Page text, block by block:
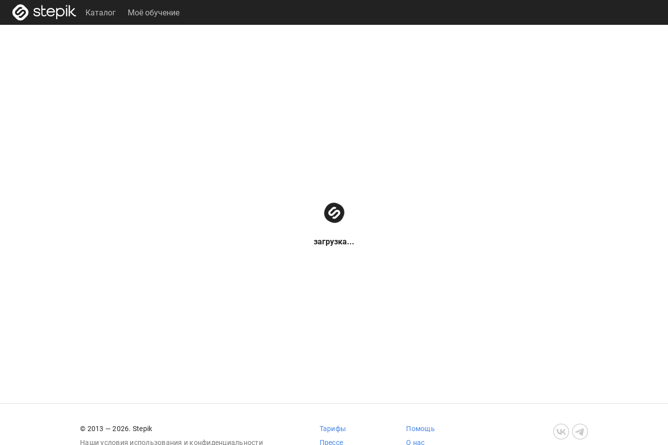
Каталог Моё обучение
загрузка...
© 2013 — 2026. Stepik
Наши условия использования и конфиденциальности
Тарифы
Прессе
Помощь
О нас